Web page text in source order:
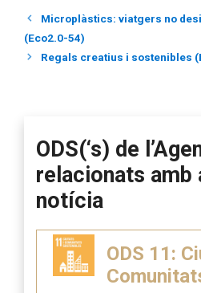
Microplàstics: viatgers no
(Eco2.0-54)
Regals creatius i sostenibles
ODS(‘s) de
relacionats amb
notícia
ODS 11: